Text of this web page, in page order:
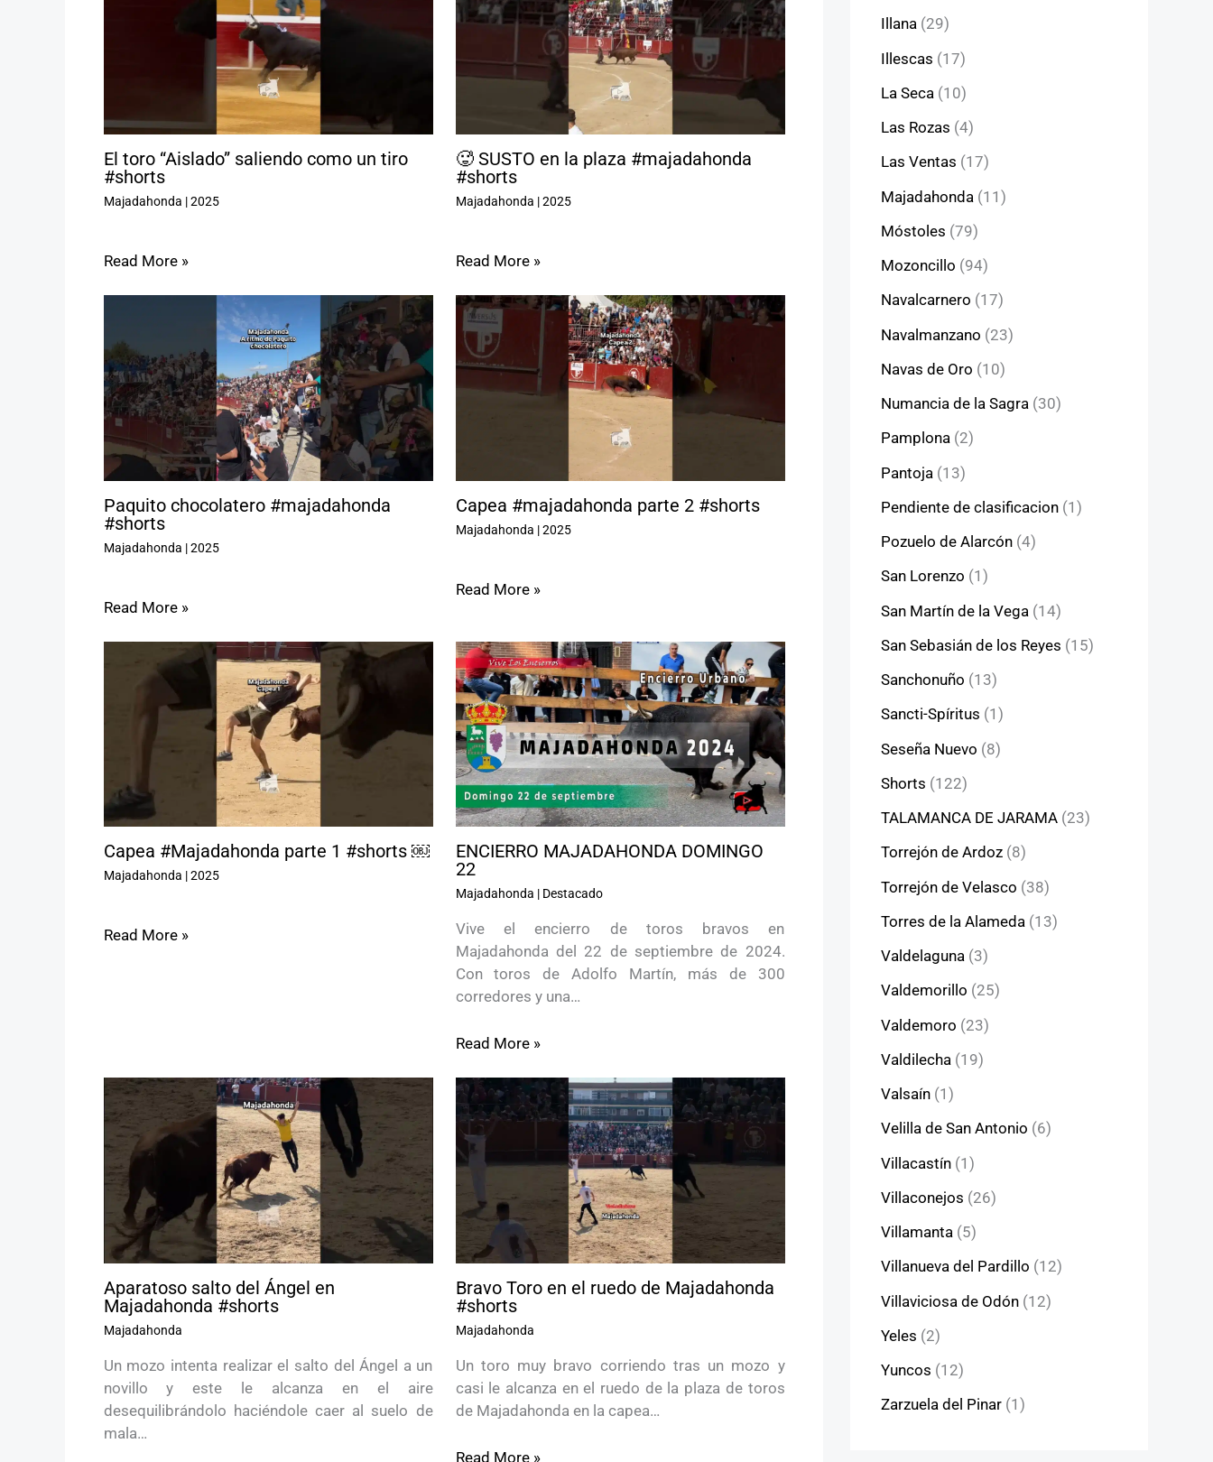
El toro “Aislado” saliendo como un tiro
#shorts
Majadahonda |2025
Read More »
🥵 SUSTO en la plaza #majadahonda
#shorts
Majadahonda |2025
Read More »
Paquito chocolatero #majadahonda
#shorts
Majadahonda |2025
Read More »
Capea #majadahonda parte 2 #shorts
Majadahonda |2025
Read More »
Capea #Majadahonda parte 1 #shorts ￼
Majadahonda |2025
Read More »
ENCIERRO MAJADAHONDA DOMINGO
22
Majadahonda | Destacado
Vive el encierro de toros bravos en
Majadahonda del 22 de septiembre de 2024.
Con toros de Adolfo Martín, más de 300
corredores y una…
Read More »
Aparatoso salto del Ángel en
Majadahonda #shorts
Majadahonda
Un mozo intenta realizar el salto del Ángel a un
novillo y este le alcanza en el aire
desequilibrándolo haciéndole caer al suelo de
mala…
Bravo Toro en el ruedo de Majadahonda
#shorts
Majadahonda
Un toro muy bravo corriendo tras un mozo y
casi le alcanza en el ruedo de la plaza de toros
de Majadahonda en la capea…
Read More »
Illana (29)
Illescas (17)
La Seca (10)
Las Rozas (4)
Las Ventas (17)
Majadahonda (11)
Móstoles (79)
Mozoncillo (94)
Navalcarnero (17)
Navalmanzano (23)
Navas de Oro (10)
Numancia de la Sagra (30)
Pamplona (2)
Pantoja (13)
Pendiente de clasificacion (1)
Pozuelo de Alarcón (4)
San Lorenzo (1)
San Martín de la Vega (14)
San Sebasián de los Reyes (15)
Sanchonuño (13)
Sancti-Spíritus (1)
Seseña Nuevo (8)
Shorts (122)
TALAMANCA DE JARAMA (23)
Torrejón de Ardoz (8)
Torrejón de Velasco (38)
Torres de la Alameda (13)
Valdelaguna (3)
Valdemorillo (25)
Valdemoro (23)
Valdilecha (19)
Valsaín (1)
Velilla de San Antonio (6)
Villacastín (1)
Villaconejos (26)
Villamanta (5)
Villanueva del Pardillo (12)
Villaviciosa de Odón (12)
Yeles (2)
Yuncos (12)
Zarzuela del Pinar (1)